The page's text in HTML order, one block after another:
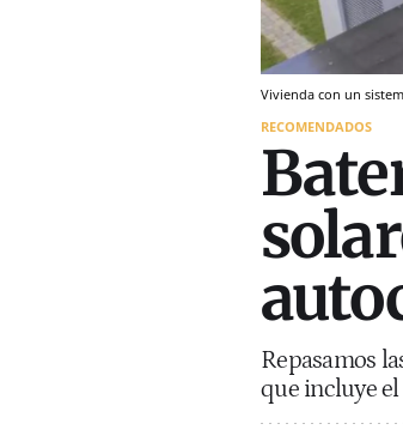
Vivienda con un
RECOMENDADOS
Repasamos
que incluye